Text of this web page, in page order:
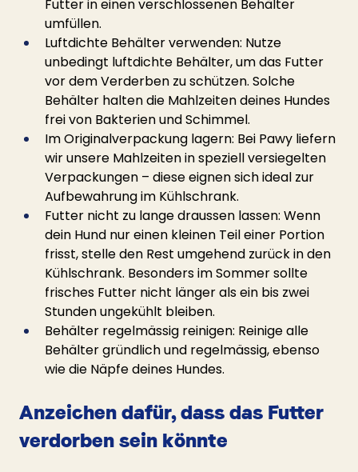
Futter in einen verschlossenen Behälter
umfüllen.
Luftdichte Behälter verwenden: Nutze
unbedingt luftdichte Behälter, um das Futter
vor dem Verderben zu schützen. Solche
Behälter halten die Mahlzeiten deines Hundes
frei von Bakterien und Schimmel.
Im Originalverpackung lagern: Bei Pawy liefern
wir unsere Mahlzeiten in speziell versiegelten
Verpackungen – diese eignen sich ideal zur
Aufbewahrung im Kühlschrank.
Futter nicht zu lange draussen lassen: Wenn
dein Hund nur einen kleinen Teil einer Portion
frisst, stelle den Rest umgehend zurück in den
Kühlschrank. Besonders im Sommer sollte
frisches Futter nicht länger als ein bis zwei
Stunden ungekühlt bleiben.
Behälter regelmässig reinigen: Reinige alle
Behälter gründlich und regelmässig, ebenso
wie die Näpfe deines Hundes.
Anzeichen dafür, dass das Futter
verdorben sein könnte